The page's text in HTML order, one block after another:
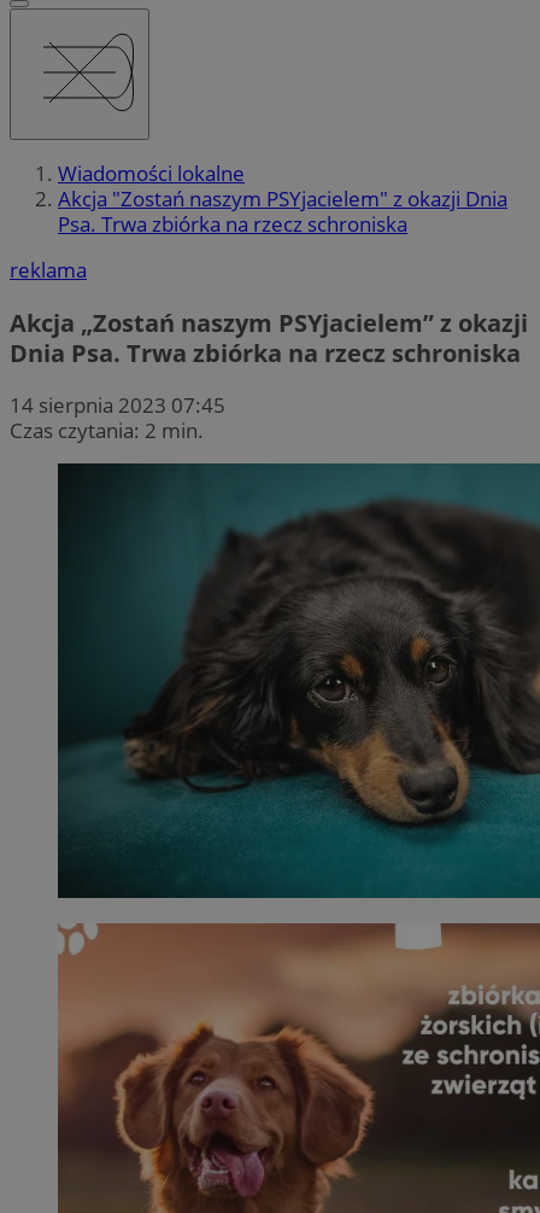
Wiadomości lokalne
Akcja "Zostań naszym PSYjacielem" z okazji Dnia
Psa. Trwa zbiórka na rzecz schroniska
reklama
Akcja „Zostań naszym PSYjacielem” z okazji
Dnia Psa. Trwa zbiórka na rzecz schroniska
14 sierpnia 2023 07:45
Czas czytania: 2 min.